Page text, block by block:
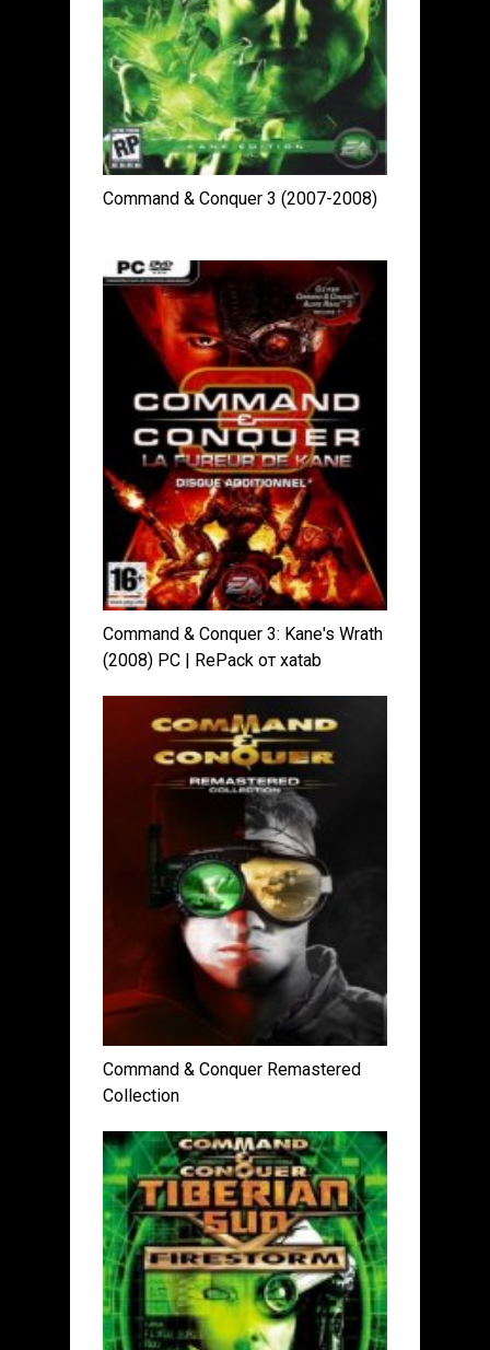
Command & Conquer 3 (2007-2008)
Command & Conquer 3: Kane's Wrath
(2008) PC | RePack от xatab
Command & Conquer Remastered
Collection